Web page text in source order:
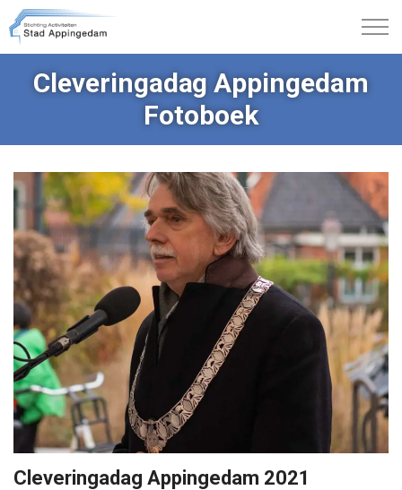
Cleveringadag Appingedam
Fotoboek
Cleveringadag Appingedam 2021